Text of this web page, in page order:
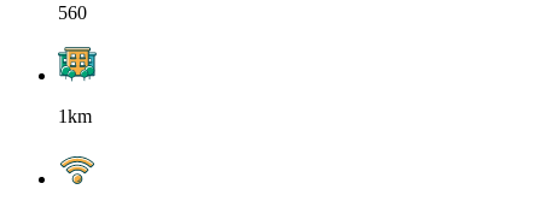
560
1km